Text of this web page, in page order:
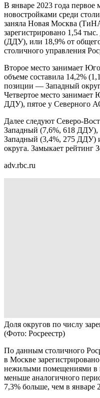
В январе 2023 года первое
новостройками среди
заняла Новая Москва
зарегистрировано 1,54
(ДДУ), или 18,9% от
столичного управления
Второе место занимает
объеме составила 14,2%
позиции — Западный
Четвертое место
ДДУ), пятое у Северного
Далее следуют Северо-
Западный (7,6%, 618
Западный (3,4%, 275 ДДУ)
округа. Замыкает
adv.rbc.ru
Доля округов по числу
(Фото: Росреестр)
По данным столичного
в Москве
нежилыми помещениями в
меньше аналогичного
7,3% больше, чем в январе